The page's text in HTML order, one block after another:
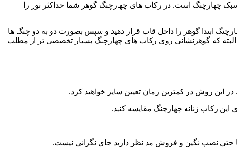
زنانه از سبک چهارچنگ است. در رکاب های چهارچنگ گوهر شما حداکثر نور را
سوار کردن نگین روی رکاب های چهارچنگ ابتدا گوهر را داخل قاب قرار دهید و سپس بصورت دو به دو چنگ ها
البته که گوهرنشانی روی رکاب های چهارچنگ بسیار تخصصی تر از مطلب
حتی نصب نگین و فروش مد نظر دارید جای نگرانی نیست.